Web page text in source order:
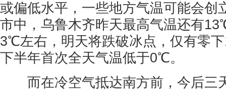
或偏低水平，一些地方气温可能会创
市中，乌鲁木齐昨天最高气温还有
3℃左右，明天将跌破冰点，仅有零
下半年首次全天气温低于0℃。
而在冷空气抵达南方前，今后三